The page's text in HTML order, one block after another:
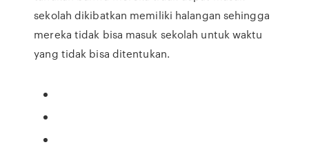
sekolah dikibatkan memiliki halangan sehingga
mereka tidak bisa masuk sekolah untuk waktu
yang tidak bisa ditentukan.